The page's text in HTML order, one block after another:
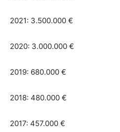
2021: 3.500.000 €
2020: 3.000.000 €
2019: 680.000 €
2018: 480.000 €
2017: 457.000 €